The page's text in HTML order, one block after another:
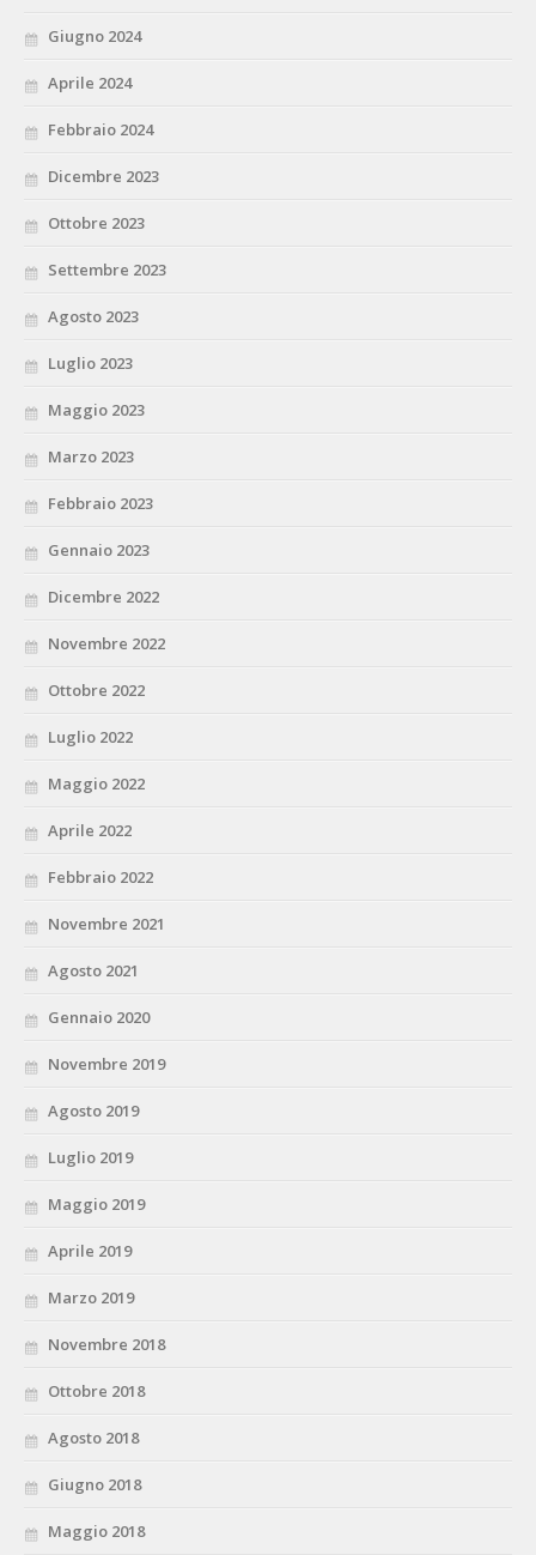
Giugno 2024
Aprile 2024
Febbraio 2024
Dicembre 2023
Ottobre 2023
Settembre 2023
Agosto 2023
Luglio 2023
Maggio 2023
Marzo 2023
Febbraio 2023
Gennaio 2023
Dicembre 2022
Novembre 2022
Ottobre 2022
Luglio 2022
Maggio 2022
Aprile 2022
Febbraio 2022
Novembre 2021
Agosto 2021
Gennaio 2020
Novembre 2019
Agosto 2019
Luglio 2019
Maggio 2019
Aprile 2019
Marzo 2019
Novembre 2018
Ottobre 2018
Agosto 2018
Giugno 2018
Maggio 2018